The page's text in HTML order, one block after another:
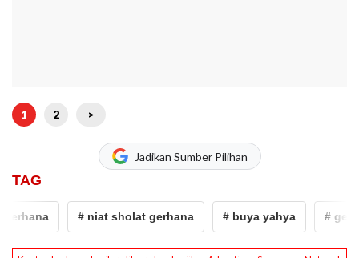
1 2 >
Jadikan Sumber Pilihan
TAG
# niat sholat gerhana # buya yahya #